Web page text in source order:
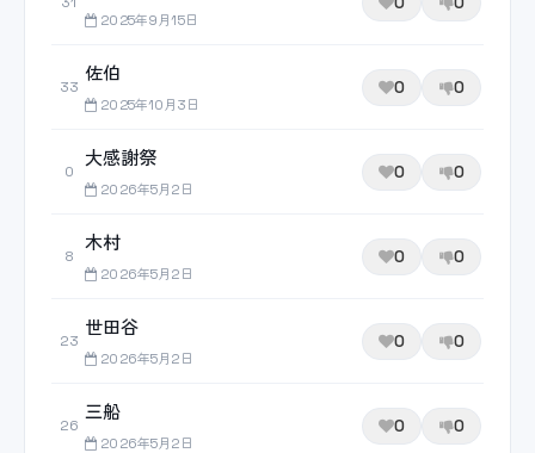
2025年9月15日
33
佐伯
2025年10月3日
0 0
0
大感謝祭
2026年5月2日
0 0
8
木村
2026年5月2日
0 0
23
世田谷
2026年5月2日
0 0
26
三船
2026年5月2日
0 0